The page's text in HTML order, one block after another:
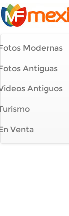
Modernas
Antiguas
Antiguos
Venta